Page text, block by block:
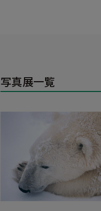
写真展一覧